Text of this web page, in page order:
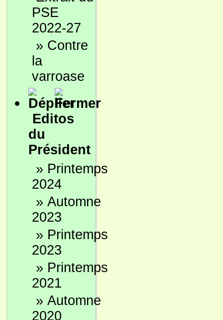
PSE
2022-27
» Contre
la
varroase
Editos
du
Président
» Printemps
2024
» Automne
2023
» Printemps
2023
» Printemps
2021
» Automne
2020